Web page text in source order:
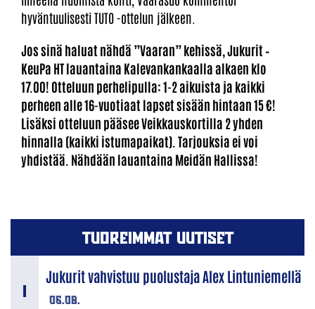
hyväntuulisesti TUTO -ottelun jälkeen.
Jos sinä haluat nähdä ”Vaaran” kehissä, Jukurit –
KeuPa HT lauantaina Kalevankankaalla alkaen klo
17.00! Otteluun perhelipulla: 1-2 aikuista ja kaikki
perheen alle 16-vuotiaat lapset sisään hintaan 15 €!
Lisäksi otteluun pääsee Veikkauskortilla 2 yhden
hinnalla (kaikki istumapaikat). Tarjouksia ei voi
yhdistää. Nähdään lauantaina Meidän Hallissa!
TUOREIMMAT UUTISET
06.08.
Jukurit vahvistuu puolustaja Alex Lintuniemellä